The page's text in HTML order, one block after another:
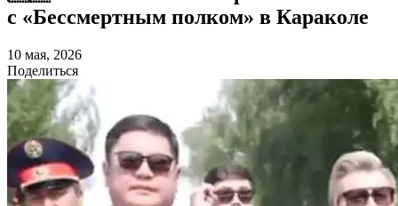
с «Бессмертным полком» в Караколе
10 мая, 2026
Поделиться